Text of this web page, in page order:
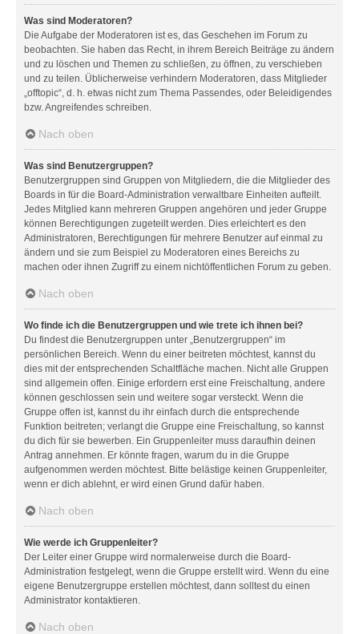
Was sind Moderatoren?
Die Aufgabe der Moderatoren ist es, das Geschehen im Forum zu
beobachten. Sie haben das Recht, in ihrem Bereich Beiträge zu ändern
und zu löschen und Themen zu schließen, zu öffnen, zu verschieben
und zu teilen. Üblicherweise verhindern Moderatoren, dass Mitglieder
„offtopic“, d. h. etwas nicht zum Thema Passendes, oder Beleidigendes
bzw. Angreifendes schreiben.
Nach oben
Was sind Benutzergruppen?
Benutzergruppen sind Gruppen von Mitgliedern, die die Mitglieder des
Boards in für die Board-Administration verwaltbare Einheiten aufteilt.
Jedes Mitglied kann mehreren Gruppen angehören und jeder Gruppe
können Berechtigungen zugeteilt werden. Dies erleichtert es den
Administratoren, Berechtigungen für mehrere Benutzer auf einmal zu
ändern und sie zum Beispiel zu Moderatoren eines Bereichs zu
machen oder ihnen Zugriff zu einem nichtöffentlichen Forum zu geben.
Nach oben
Wo finde ich die Benutzergruppen und wie trete ich ihnen bei?
Du findest die Benutzergruppen unter „Benutzergruppen“ im
persönlichen Bereich. Wenn du einer beitreten möchtest, kannst du
dies mit der entsprechenden Schaltfläche machen. Nicht alle Gruppen
sind allgemein offen. Einige erfordern erst eine Freischaltung, andere
können geschlossen sein und weitere sogar versteckt. Wenn die
Gruppe offen ist, kannst du ihr einfach durch die entsprechende
Funktion beitreten; verlangt die Gruppe eine Freischaltung, so kannst
du dich für sie bewerben. Ein Gruppenleiter muss daraufhin deinen
Antrag annehmen. Er könnte fragen, warum du in die Gruppe
aufgenommen werden möchtest. Bitte belästige keinen Gruppenleiter,
wenn er dich ablehnt, er wird einen Grund dafür haben.
Nach oben
Wie werde ich Gruppenleiter?
Der Leiter einer Gruppe wird normalerweise durch die Board-
Administration festgelegt, wenn die Gruppe erstellt wird. Wenn du eine
eigene Benutzergruppe erstellen möchtest, dann solltest du einen
Administrator kontaktieren.
Nach oben